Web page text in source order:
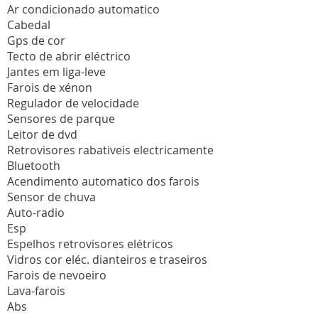
Ar condicionado automatico
Cabedal
Gps de cor
Tecto de abrir eléctrico
Jantes em liga-leve
Farois de xénon
Regulador de velocidade
Sensores de parque
Leitor de dvd
Retrovisores rabativeis electricamente
Bluetooth
Acendimento automatico dos farois
Sensor de chuva
Auto-radio
Esp
Espelhos retrovisores elétricos
Vidros cor eléc. dianteiros e traseiros
Farois de nevoeiro
Lava-farois
Abs